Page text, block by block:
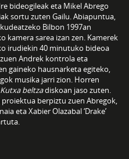
bideogileak eta Mikel Abrego
sortu zuten Gailu. Abiapuntua,
Bilbon 1997an
kamera sarea izan zen. Kamerek
irudiekin 40 minutuko bideoa
Andrek kontrola eta
gaineko hausnarketa egiteko,
musika jarri zion. Horren
Kutxa beltzadiskoan jaso zuten.
proiektua berpiztu zuen Abregok,
eta Xabier Olazabal ‘Drake’